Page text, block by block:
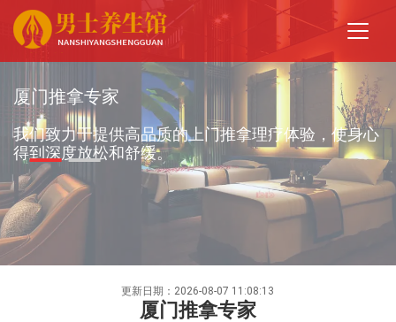
厦门推拿专家
我们致力于提供高品质的上门推拿理疗体验，使身心
得到深度放松和舒缓。
更新日期：2026-08-07 11:08:13
厦门推拿专家